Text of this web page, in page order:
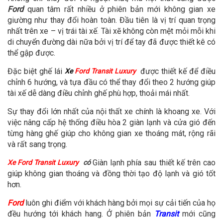
Fordquan tâm rất nhiều ở phiên bản mới không gian xe
giường như thay đổi hoàn toàn. Đầu tiên là vị trí quan trọng
nhất trên xe – vị trái tài xế. Tài xẽ không còn mệt mỏi mỗi khi
di chuyển đường dài nữa bởi vị trí để tay đã được thiết kê có
thể gập được.
Đặc biệt ghế lái XeFord Transit Luxury được thiết kế để điều
chỉnh 6 hướng, và tựa đầu có thể thay đổi theo 2 hướng giúp
tài xế dễ dàng điều chỉnh ghế phù hợp, thoải mái nhất.
Sự thay đổi lớn nhất của nội thất xe chính là khoang xe. Với
việc nâng cấp hệ thống điều hòa 2 giàn lạnh và cửa gió đến
từng hàng ghế giúp cho không gian xe thoáng mát, rộng rãi
và rất sang trọng.
Xe Ford Transit Luxury cóGiàn lạnh phía sau thiết kế trên cao
giúp không gian thoáng và đồng thời tạo độ lạnh và gió tốt
hơn.
Fordluôn ghi điểm với khách hàng bởi mọi sự cải tiến của họ
đều hướng tới khách hang. Ở phiên bản Transitmới cũng